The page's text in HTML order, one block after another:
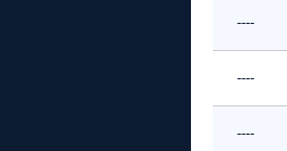
----
----
----